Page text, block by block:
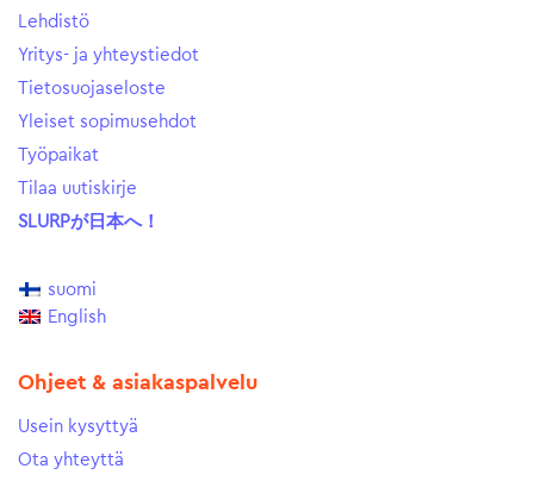
Lehdistö
Yritys- ja yhteystiedot
Tietosuojaseloste
Yleiset sopimusehdot
Työpaikat
Tilaa uutiskirje
SLURPが日本へ！
suomi
English
Ohjeet & asiakaspalvelu
Usein kysyttyä
Ota yhteyttä